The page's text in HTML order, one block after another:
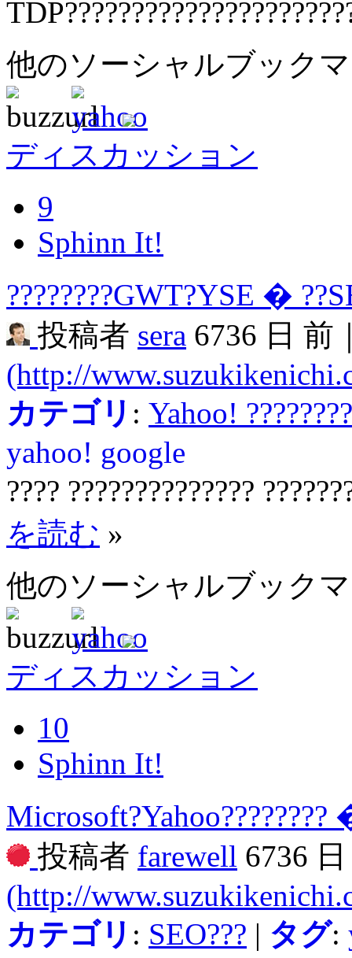
他のソーシャルブック
ディスカッション
9
Sphinn It!
????????GWT?YSE �
投稿者 sera 6736 日 前
(http://
カテゴリ : Yahoo! ????????
yahoo! google
???? ??????????????
を読む »
他のソーシャルブック
ディスカッション
10
Sphinn It!
Microsoft?Yahoo????????
投稿者 farewell 6736
(http://
カテゴリ : SEO??? | タグ: